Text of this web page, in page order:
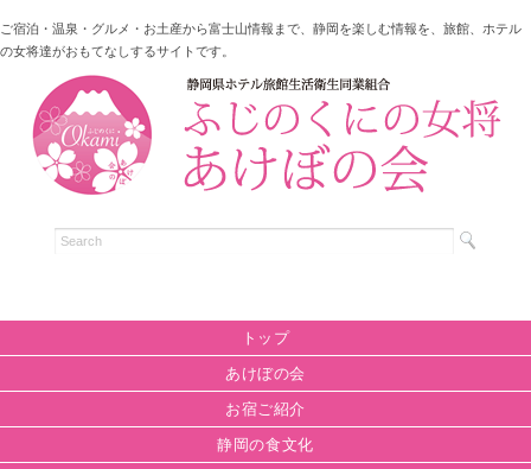
ご宿泊・温泉・グルメ・お土産から富士山情報まで、静岡を楽しむ情報を、旅館、ホテル
の女将達がおもてなしするサイトです。
トップ
あけぼの会
お宿ご紹介
静岡の食文化